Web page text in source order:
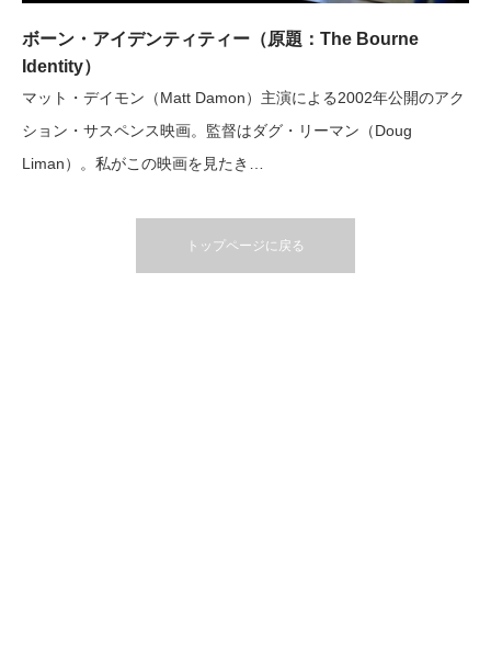
ボーン・アイデンティティー（原題：The Bourne
Identity）
マット・デイモン（Matt Damon）主演による2002年公開のアク
ション・サスペンス映画。監督はダグ・リーマン（Doug
Liman）。私がこの映画を見たき…
トップページに戻る